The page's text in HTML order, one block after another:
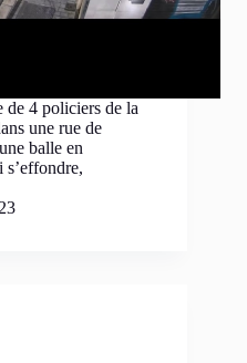
de 4 policiers de la
une rue de
balle en
s’effondre,